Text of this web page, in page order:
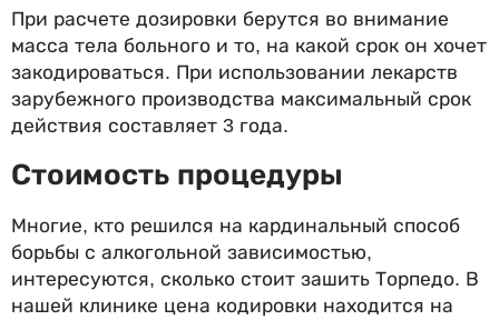
При расчете дозировки берутся во внимание
масса тела больного и то, на какой срок он хочет
закодироваться. При использовании лекарств
зарубежного производства максимальный срок
действия составляет 3 года.
Стоимость процедуры
Многие, кто решился на кардинальный способ
борьбы с алкогольной зависимостью,
интересуются, сколько стоит зашить Торпедо. В
нашей клинике цена кодировки находится на